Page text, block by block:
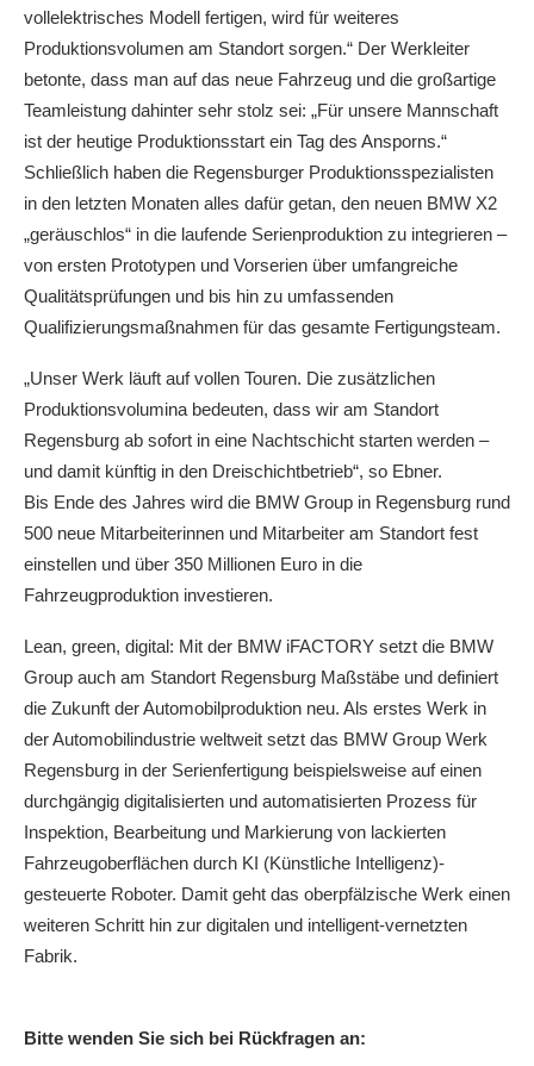
vollelektrisches Modell fertigen, wird für weiteres
Produktionsvolumen am Standort sorgen.“ Der Werkleiter
betonte, dass man auf das neue Fahrzeug und die großartige
Teamleistung dahinter sehr stolz sei: „Für unsere Mannschaft
ist der heutige Produktionsstart ein Tag des Ansporns.“
Schließlich haben die Regensburger Produktionsspezialisten
in den letzten Monaten alles dafür getan, den neuen BMW X2
„geräuschlos“ in die laufende Serienproduktion zu integrieren –
von ersten Prototypen und Vorserien über umfangreiche
Qualitätsprüfungen und bis hin zu umfassenden
Qualifizierungsmaßnahmen für das gesamte Fertigungsteam.
„Unser Werk läuft auf vollen Touren. Die zusätzlichen
Produktionsvolumina bedeuten, dass wir am Standort
Regensburg ab sofort in eine Nachtschicht starten werden –
und damit künftig in den Dreischichtbetrieb“, so Ebner.
Bis Ende des Jahres wird die BMW Group in Regensburg rund
500 neue Mitarbeiterinnen und Mitarbeiter am Standort fest
einstellen und über 350 Millionen Euro in die
Fahrzeugproduktion investieren.
Lean, green, digital: Mit der BMW iFACTORY setzt die BMW
Group auch am Standort Regensburg Maßstäbe und definiert
die Zukunft der Automobilproduktion neu. Als erstes Werk in
der Automobilindustrie weltweit setzt das BMW Group Werk
Regensburg in der Serienfertigung beispielsweise auf einen
durchgängig digitalisierten und automatisierten Prozess für
Inspektion, Bearbeitung und Markierung von lackierten
Fahrzeugoberflächen durch KI (Künstliche Intelligenz)-
gesteuerte Roboter. Damit geht das oberpfälzische Werk einen
weiteren Schritt hin zur digitalen und intelligent-vernetzten
Fabrik.
Bitte wenden Sie sich bei Rückfragen an: